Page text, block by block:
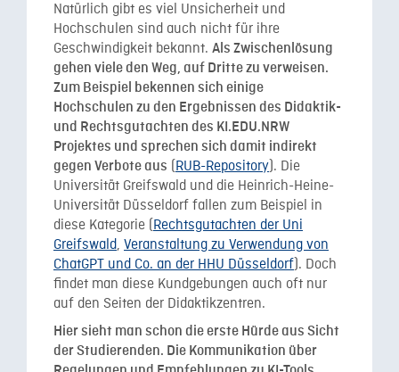
Natürlich gibt es viel Unsicherheit und
Hochschulen sind auch nicht für ihre
Geschwindigkeit bekannt. Als Zwischenlösung
gehen viele den Weg, auf Dritte zu verweisen.
Zum Beispiel bekennen sich einige
Hochschulen zu den Ergebnissen des Didaktik-
und Rechtsgutachten des KI.EDU.NRW
Projektes und sprechen sich damit indirekt
gegen Verbote aus (RUB-Repository). Die
Universität Greifswald und die Heinrich-Heine-
Universität Düsseldorf fallen zum Beispiel in
diese Kategorie (Rechtsgutachten der Uni
Greifswald, Veranstaltung zu Verwendung von
ChatGPT und Co. an der HHU Düsseldorf). Doch
findet man diese Kundgebungen auch oft nur
auf den Seiten der Didaktikzentren.
Hier sieht man schon die erste Hürde aus Sicht
der Studierenden. Die Kommunikation über